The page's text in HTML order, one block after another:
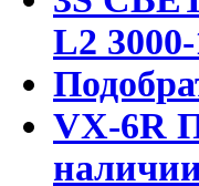
L2
VX-6R